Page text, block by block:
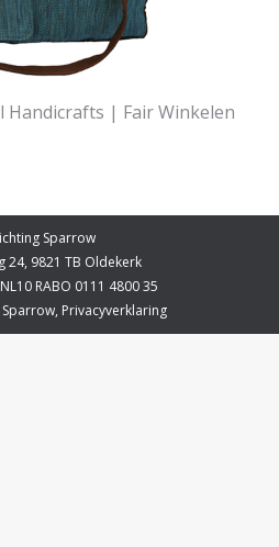
Handicrafts | Fair Winkelen
Sparrow
24, 9821 TB Oldekerk
RABO 0111 4800 35
Privacyverklaring